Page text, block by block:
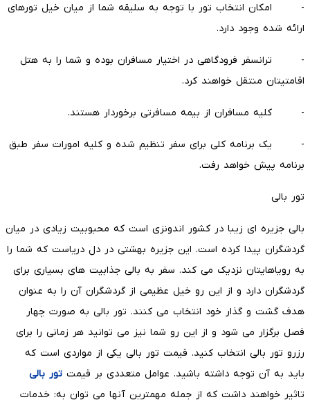
- امکان انتخاب تور با توجه به سلیقه شما از میان خیل تورهای
ارائه شده وجود دارد.
- ترانسفر فرودگاهی در اختیار مسافران بوده و شما را به هتل
اقامتیتان منتقل خواهند کرد.
- کلیه مسافران از بیمه مسافرتی برخوردار هستند.
- یک برنامه کلی برای سفر تنظیم شده و کلیه امورات سفر طبق
برنامه پیش خواهد رفت.
تور بالی
بالی جزیره ای زیبا در کشور اندونزی است که محبوبیت زیادی در میان
گردشگران پیدا کرده است. این جزیره بهشتی در دل دریاست که شما را
به رویاهایتان نزدیک می کند. سفر به بالی جذابیت های بسیاری برای
گردشگران دارد و از این رو خیل عظیمی از گردشگران آن را به عنوان
هدف گشت و گذار خود انتخاب می کنند. تور بالی به صورت چهار
فصل برگزار می شود و از این رو شما نیز می توانید هر زمانی را برای
رزرو تور بالی انتخاب کنید. قیمت تور بالی یکی از مواردی است که
باید به آن توجه داشته باشید. عوامل متعددی بر قیمت تور بالی
تاثیر خواهند داشت که از جمله مهمترین آنها می توان به: خدمات